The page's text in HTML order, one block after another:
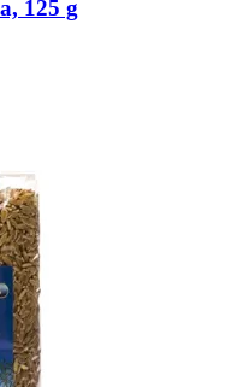
125 g